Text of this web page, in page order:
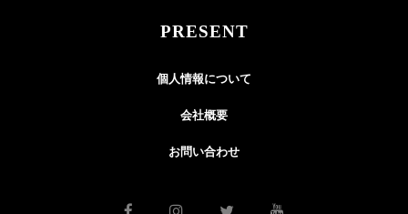
PRESENT
個人情報について
会社概要
お問い合わせ